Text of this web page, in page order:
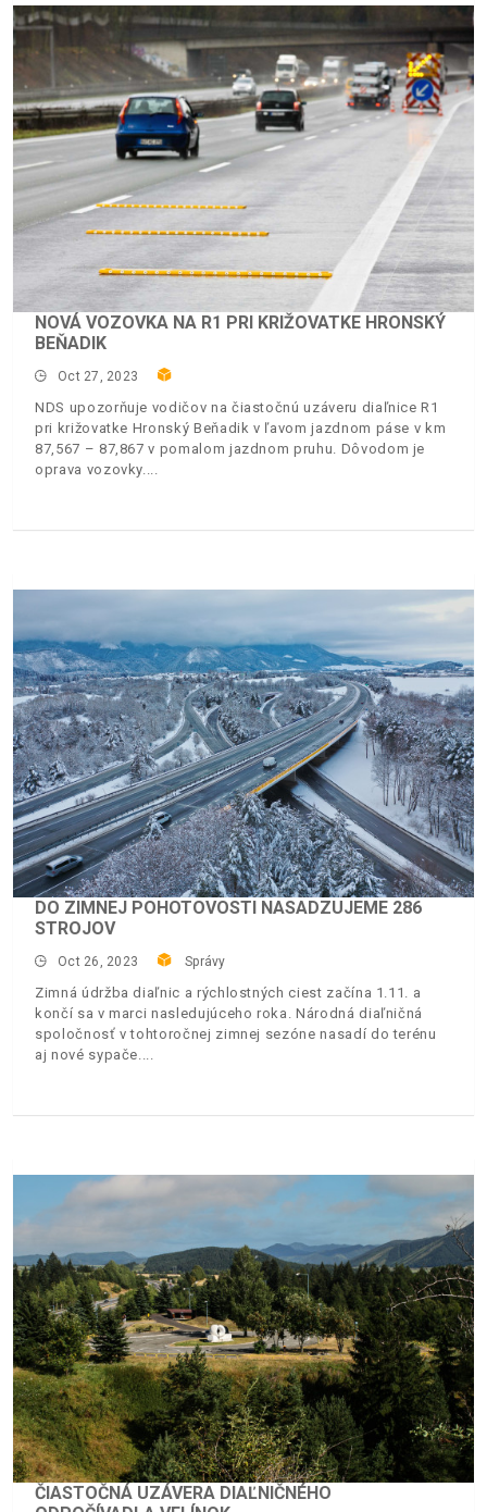
NOVÁ VOZOVKA NA R1 PRI KRIŽOVATKE HRONSKÝ
BEŇADIK
Oct 27, 2023
NDS upozorňuje vodičov na čiastočnú uzáveru diaľnice R1
pri križovatke Hronský Beňadik v ľavom jazdnom páse v km
87,567 – 87,867 v pomalom jazdnom pruhu. Dôvodom je
oprava vozovky.
DO ZIMNEJ POHOTOVOSTI NASADZUJEME 286
STROJOV
Oct 26, 2023 Správy
Zimná údržba diaľnic a rýchlostných ciest začína 1.11. a
končí sa v marci nasledujúceho roka. Národná diaľničná
spoločnosť v tohtoročnej zimnej sezóne nasadí do terénu
aj nové sypače.
ČIASTOČNÁ UZÁVERA DIAĽNIČNÉHO